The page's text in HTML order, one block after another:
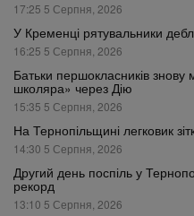
17:25 5 Серпня, 2026
У Кременці рятувальники
16:25 5 Серпня, 2026
Батьки першокласників
школяра» через Дію
15:35 5 Серпня, 2026
На Тернопільщині легковик
14:30 5 Серпня, 2026
Другий день поспіль у
рекорд
13:10 5 Серпня, 2026